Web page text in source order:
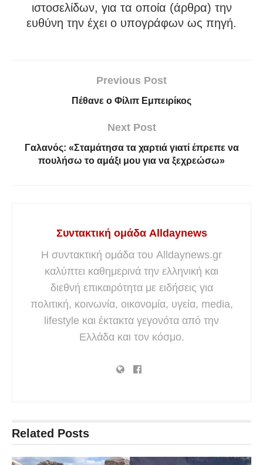
ιστοσελίδων, για τα οποία (άρθρα) την
ευθύνη την έχει ο υπογράφων ως πηγή.
Previous Post
Πέθανε ο Φίλιπ Εμπειρίκος
Next Post
Γαλανός: «Σταμάτησα τα χαρτιά γιατί έπρεπε να
πουλήσω το αμάξι μου για να ξεχρεώσω»
Συντακτική ομάδα Alldaynews
Η συντακτική ομάδα του Alldaynews.gr
καλύπτει καθημερινά την ελληνική και
διεθνή επικαιρότητα με ειδήσεις για
πολιτική, κοινωνία, οικονομία, υγεία, media,
lifestyle και έκτακτα γεγονότα από την
Ελλάδα και τον κόσμο.
Related Posts